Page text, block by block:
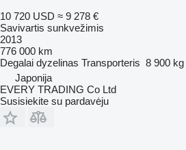
10 720 USD ≈ 9 278 €
Savivartis sunkvežimis
2013
776 000 km
Degalai dyzelinas Transporteris 8 900 kg
Japonija
EVERY TRADING Co Ltd
Susisiekite su pardavėju